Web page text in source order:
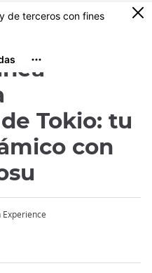
0
Tokio: tu
con
Experience